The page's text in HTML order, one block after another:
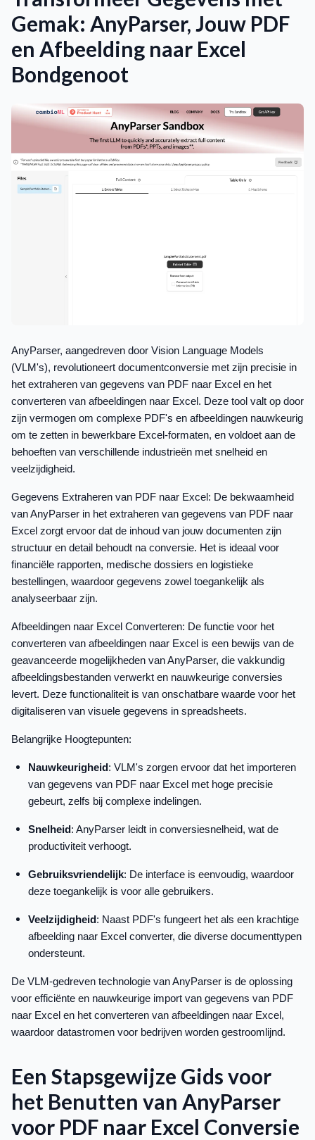
Gemak: AnyParser, Jouw PDF
en Afbeelding naar Excel
Bondgenoot
AnyParser, aangedreven door Vision Language Models
(VLM's), revolutioneert documentconversie met zijn precisie in
het extraheren van gegevens van PDF naar Excel en het
converteren van afbeeldingen naar Excel. Deze tool valt op door
zijn vermogen om complexe PDF's en afbeeldingen nauwkeurig
om te zetten in bewerkbare Excel-formaten, en voldoet aan de
behoeften van verschillende industrieën met snelheid en
veelzijdigheid.
Gegevens Extraheren van PDF naar Excel: De bekwaamheid
van AnyParser in het extraheren van gegevens van PDF naar
Excel zorgt ervoor dat de inhoud van jouw documenten zijn
structuur en detail behoudt na conversie. Het is ideaal voor
financiële rapporten, medische dossiers en logistieke
bestellingen, waardoor gegevens zowel toegankelijk als
analyseerbaar zijn.
Afbeeldingen naar Excel Converteren: De functie voor het
converteren van afbeeldingen naar Excel is een bewijs van de
geavanceerde mogelijkheden van AnyParser, die vakkundig
afbeeldingsbestanden verwerkt en nauwkeurige conversies
levert. Deze functionaliteit is van onschatbare waarde voor het
digitaliseren van visuele gegevens in spreadsheets.
Belangrijke Hoogtepunten:
Nauwkeurigheid: VLM's zorgen ervoor dat het importeren
van gegevens van PDF naar Excel met hoge precisie
gebeurt, zelfs bij complexe indelingen.
Snelheid: AnyParser leidt in conversiesnelheid, wat de
productiviteit verhoogt.
Gebruiksvriendelijk: De interface is eenvoudig, waardoor
deze toegankelijk is voor alle gebruikers.
Veelzijdigheid: Naast PDF's fungeert het als een krachtige
afbeelding naar Excel converter, die diverse documenttypen
ondersteunt.
De VLM-gedreven technologie van AnyParser is de oplossing
voor efficiënte en nauwkeurige import van gegevens van PDF
naar Excel en het converteren van afbeeldingen naar Excel,
waardoor datastromen voor bedrijven worden gestroomlijnd.
Een Stapsgewijze Gids voor
het Benutten van AnyParser
voor PDF naar Excel Conversie